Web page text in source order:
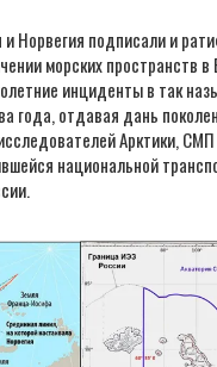
Норвегия подписали и
морских пространств
инциденты в так
года, отдавая дань
Арктики,
национальной